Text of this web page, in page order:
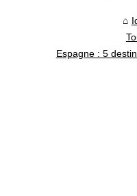
Espagne : 5